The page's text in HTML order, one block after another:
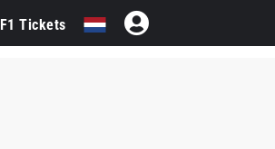
F1 Tickets